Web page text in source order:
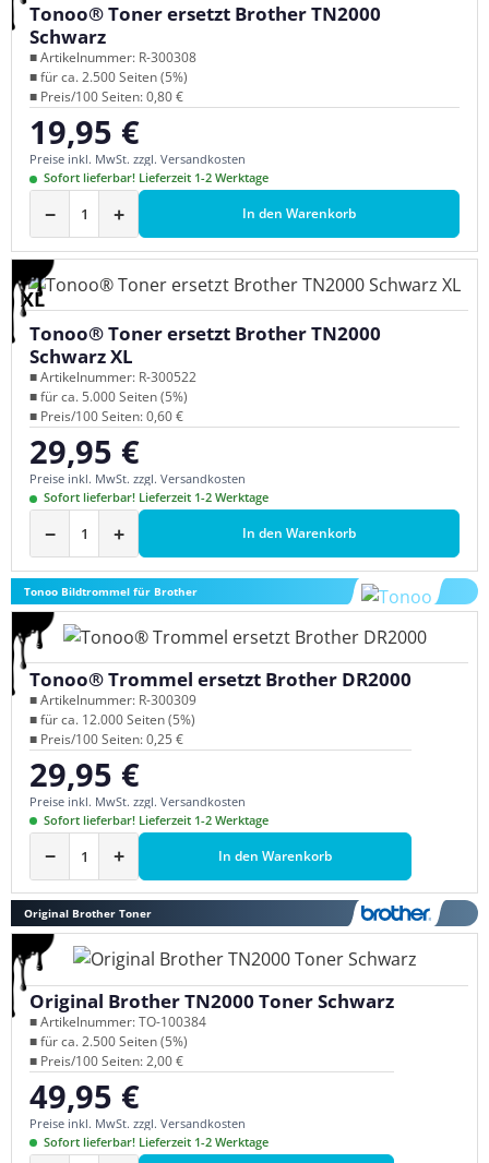
Tonoo® Toner ersetzt Brother TN2000
Schwarz
■ Artikelnummer: R-300308
■ für ca. 2.500 Seiten (5%)
■ Preis/100 Seiten: 0,80 €
Regulärer Preis:
19,95 €
Preise inkl. MwSt. zzgl. Versandkosten
Sofort lieferbar! Lieferzeit 1-2 Werktage
− + In den Warenkorb
XL
Tonoo® Toner ersetzt Brother TN2000
Schwarz XL
■ Artikelnummer: R-300522
■ für ca. 5.000 Seiten (5%)
■ Preis/100 Seiten: 0,60 €
Regulärer Preis:
29,95 €
Preise inkl. MwSt. zzgl. Versandkosten
Sofort lieferbar! Lieferzeit 1-2 Werktage
− + In den Warenkorb
Tonoo Bildtrommel für Brother
Tonoo® Trommel ersetzt Brother DR2000
■ Artikelnummer: R-300309
■ für ca. 12.000 Seiten (5%)
■ Preis/100 Seiten: 0,25 €
Regulärer Preis:
29,95 €
Preise inkl. MwSt. zzgl. Versandkosten
Sofort lieferbar! Lieferzeit 1-2 Werktage
− + In den Warenkorb
Original Brother Toner
Original Brother TN2000 Toner Schwarz
■ Artikelnummer: TO-100384
■ für ca. 2.500 Seiten (5%)
■ Preis/100 Seiten: 2,00 €
Regulärer Preis:
49,95 €
Preise inkl. MwSt. zzgl. Versandkosten
Sofort lieferbar! Lieferzeit 1-2 Werktage